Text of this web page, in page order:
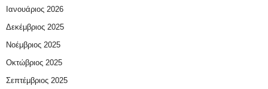
Ιανουάριος 2026
Δεκέμβριος 2025
Νοέμβριος 2025
Οκτώβριος 2025
Σεπτέμβριος 2025